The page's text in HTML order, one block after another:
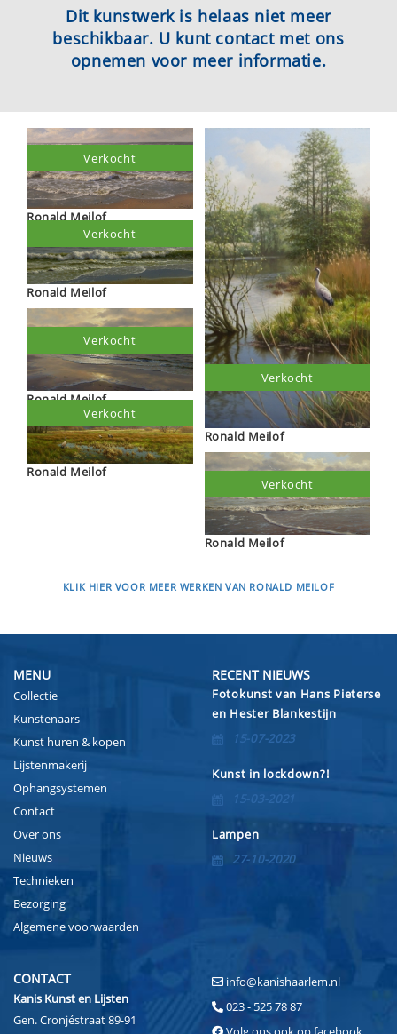
Dit kunstwerk is helaas niet meer
beschikbaar. U kunt contact met ons
opnemen voor meer informatie.
Ronald Meilof
Verkocht
Ronald Meilof
Verkocht
Ronald Meilof
Verkocht
Ronald Meilof
Verkocht
Ronald Meilof
Verkocht
Ronald Meilof
Verkocht
KLIK HIER VOOR MEER WERKEN VAN RONALD MEILOF
MENU
Collectie
Kunstenaars
Kunst huren & kopen
Lijstenmakerij
Ophangsystemen
Contact
Over ons
Nieuws
Technieken
Bezorging
Algemene voorwaarden
RECENT NIEUWS
Fotokunst van Hans Pieterse
en Hester Blankestijn
15-07-2023
Kunst in lockdown?!
15-03-2021
Lampen
27-10-2020
CONTACT
Kanis Kunst en Lijsten
Gen. Cronjéstraat 89-91
info@kanishaarlem.nl
023 - 525 78 87